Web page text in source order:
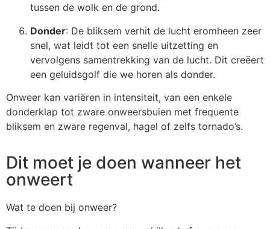
tussen de wolk en de grond.
Donder: De bliksem verhit de lucht eromheen zeer
snel, wat leidt tot een snelle uitzetting en
vervolgens samentrekking van de lucht. Dit creëert
een geluidsgolf die we horen als donder.
Onweer kan variëren in intensiteit, van een enkele
donderklap tot zware onweersbuien met frequente
bliksem en zware regenval, hagel of zelfs tornado’s.
Dit moet je doen wanneer het
onweert
Wat te doen bij onweer?